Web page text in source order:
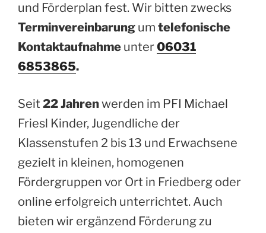
und Förderplan fest. Wir bitten zwecks
Terminvereinbarung um telefonische
Kontaktaufnahme unter06031
6853865.
Seit 22 Jahrenwerden im PFI Michael
Friesl Kinder, Jugendliche der
Klassenstufen 2 bis 13 und Erwachsene
gezielt in kleinen, homogenen
Fördergruppen vor Ort in Friedberg oder
online erfolgreich unterrichtet. Auch
bieten wir ergänzend Förderung zu